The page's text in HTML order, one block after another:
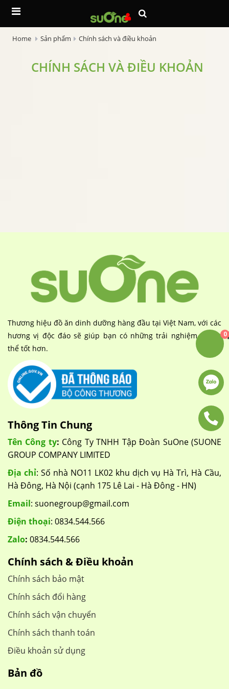
0
Home Sản phẩm Chính sách và điều khoản
CHÍNH SÁCH VÀ ĐIỀU KHOẢN
Thương hiệu đồ ăn dinh dưỡng hàng đầu tại Việt Nam, với các
hương vị độc đáo sẽ giúp bạn có những trải nghiệm không
thể tốt hơn.
Thông Tin Chung
Tên Công ty: Công Ty TNHH Tập Đoàn SuOne (SUONE
GROUP COMPANY LIMITED
Địa chỉ: Số nhà NO11 LK02 khu dịch vụ Hà Trì, Hà Cầu,
Hà Đông, Hà Nội (cạnh 175 Lê Lai - Hà Đông - HN)
Email: suonegroup@gmail.com
Điện thoại: 0834.544.566
Zalo: 0834.544.566
Chính sách & Điều khoản
Chính sách bảo mật
Chính sách đổi hàng
Chính sách vận chuyển
Chính sách thanh toán
Điều khoản sử dụng
Bản đồ